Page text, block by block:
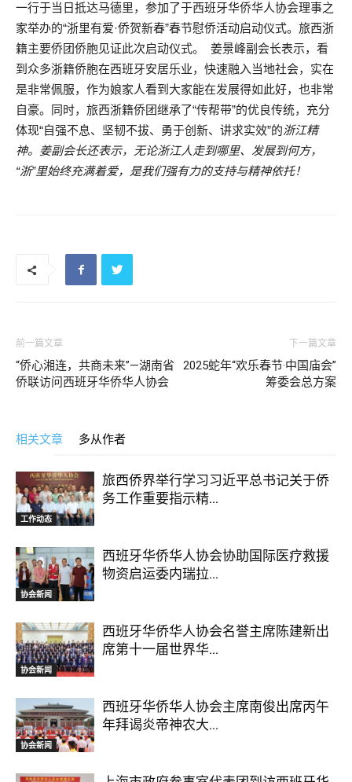
一行于当日抵达马德里，参加了于西班牙华侨华人协会理事之
家举办的“浙里有爱·侨贺新春”春节慰侨活动启动仪式。旅西浙
籍主要侨团侨胞见证此次启动仪式。 姜景峰副会长表示，看
到众多浙籍侨胞在西班牙安居乐业，快速融入当地社会，实在
是非常佩服，作为娘家人看到大家能在发展得如此好，也非常
自豪。同时，旅西浙籍侨团继承了“传帮带”的优良传统，充分
体现“自强不息、坚韧不拔、勇于创新、讲求实效”的浙江精
神。姜副会长还表示，无论浙江人走到哪里、发展到何方，
“浙”里始终充满着爱，是我们强有力的支持与精神依托！
前一篇文章
“侨心湘连，共商未来”—湖南省
侨联访问西班牙华侨华人协会
下一篇文章
2025蛇年“欢乐春节·中国庙会”
筹委会总方案
相关文章 多从作者
工作动态
旅西侨界举行学习习近平总书记关于侨
务工作重要指示精...
协会新闻
西班牙华侨华人协会协助国际医疗救援
物资启运委内瑞拉...
协会新闻
西班牙华侨华人协会名誉主席陈建新出
席第十一届世界华...
协会新闻
西班牙华侨华人协会主席南俊出席丙午
年拜谒炎帝神农大...